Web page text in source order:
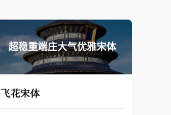
超稳重端庄大气优雅宋体
飞花宋体